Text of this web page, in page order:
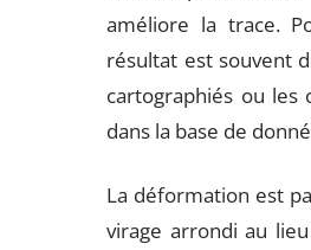
améliore la trace.
résultat est souvent
cartographiés ou les
dans la base de
La déformation est
virage arrondi au